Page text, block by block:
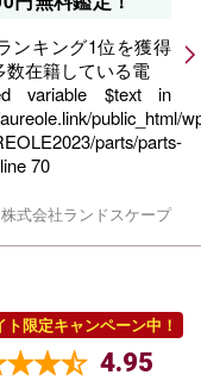
ンキング1位を獲得
数在籍している電
variable $text in
public_html/
parts/parts-
70
式会社ランドスケープ
ト限定キャンペーン中！
4.95